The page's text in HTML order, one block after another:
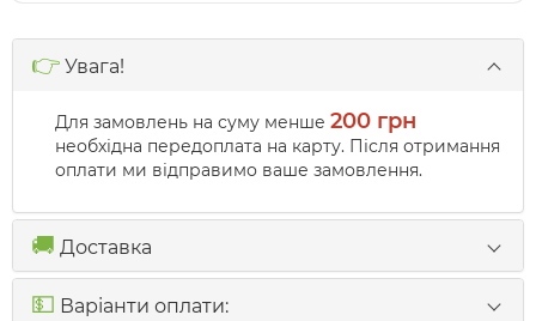
👉 Увага!
Для замовлень на суму менше 200 грн
необхідна передоплата на карту. Після отримання
оплати ми відправимо ваше замовлення.
🚚 Доставка
💵 Варіанти оплати: